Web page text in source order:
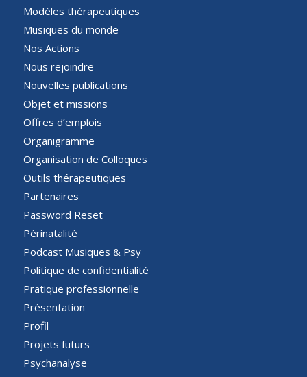
Modèles thérapeutiques
Musiques du monde
Nos Actions
Nous rejoindre
Nouvelles publications
Objet et missions
Offres d’emplois
Organigramme
Organisation de Colloques
Outils thérapeutiques
Partenaires
Password Reset
Périnatalité
Podcast Musiques & Psy
Politique de confidentialité
Pratique professionnelle
Présentation
Profil
Projets futurs
Psychanalyse